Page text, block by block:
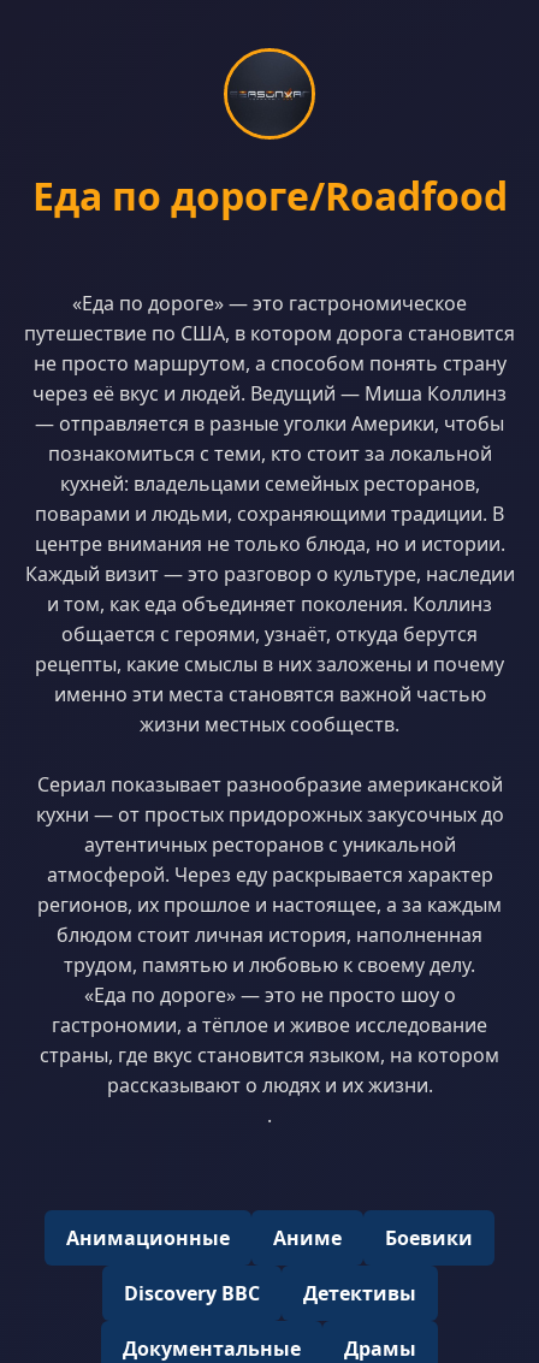
Еда по дороге/Roadfood
«Еда по дороге» — это гастрономическое
путешествие по США, в котором дорога становится
не просто маршрутом, а способом понять страну
через её вкус и людей. Ведущий — Миша Коллинз
— отправляется в разные уголки Америки, чтобы
познакомиться с теми, кто стоит за локальной
кухней: владельцами семейных ресторанов,
поварами и людьми, сохраняющими традиции. В
центре внимания не только блюда, но и истории.
Каждый визит — это разговор о культуре, наследии
и том, как еда объединяет поколения. Коллинз
общается с героями, узнаёт, откуда берутся
рецепты, какие смыслы в них заложены и почему
именно эти места становятся важной частью
жизни местных сообществ.
Сериал показывает разнообразие американской
кухни — от простых придорожных закусочных до
аутентичных ресторанов с уникальной
атмосферой. Через еду раскрывается характер
регионов, их прошлое и настоящее, а за каждым
блюдом стоит личная история, наполненная
трудом, памятью и любовью к своему делу.
«Еда по дороге» — это не просто шоу о
гастрономии, а тёплое и живое исследование
страны, где вкус становится языком, на котором
рассказывают о людях и их жизни.
.
Анимационные Аниме Боевики
Discovery BBC Детективы
Документальные Драмы